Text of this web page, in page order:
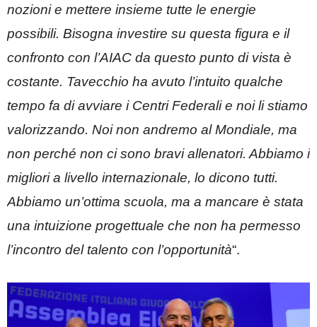
nozioni e mettere insieme tutte le energie
possibili. Bisogna investire su questa figura e il
confronto con l’AIAC da questo punto di vista è
costante. Tavecchio ha avuto l’intuito qualche
tempo fa di avviare i Centri Federali e noi li stiamo
valorizzando. Noi non andremo al Mondiale, ma
non perché non ci sono bravi allenatori. Abbiamo i
migliori a livello internazionale, lo dicono tutti.
Abbiamo un’ottima scuola, ma a mancare è stata
una intuizione progettuale che non ha permesso
l’incontro del talento con l’opportunità“.